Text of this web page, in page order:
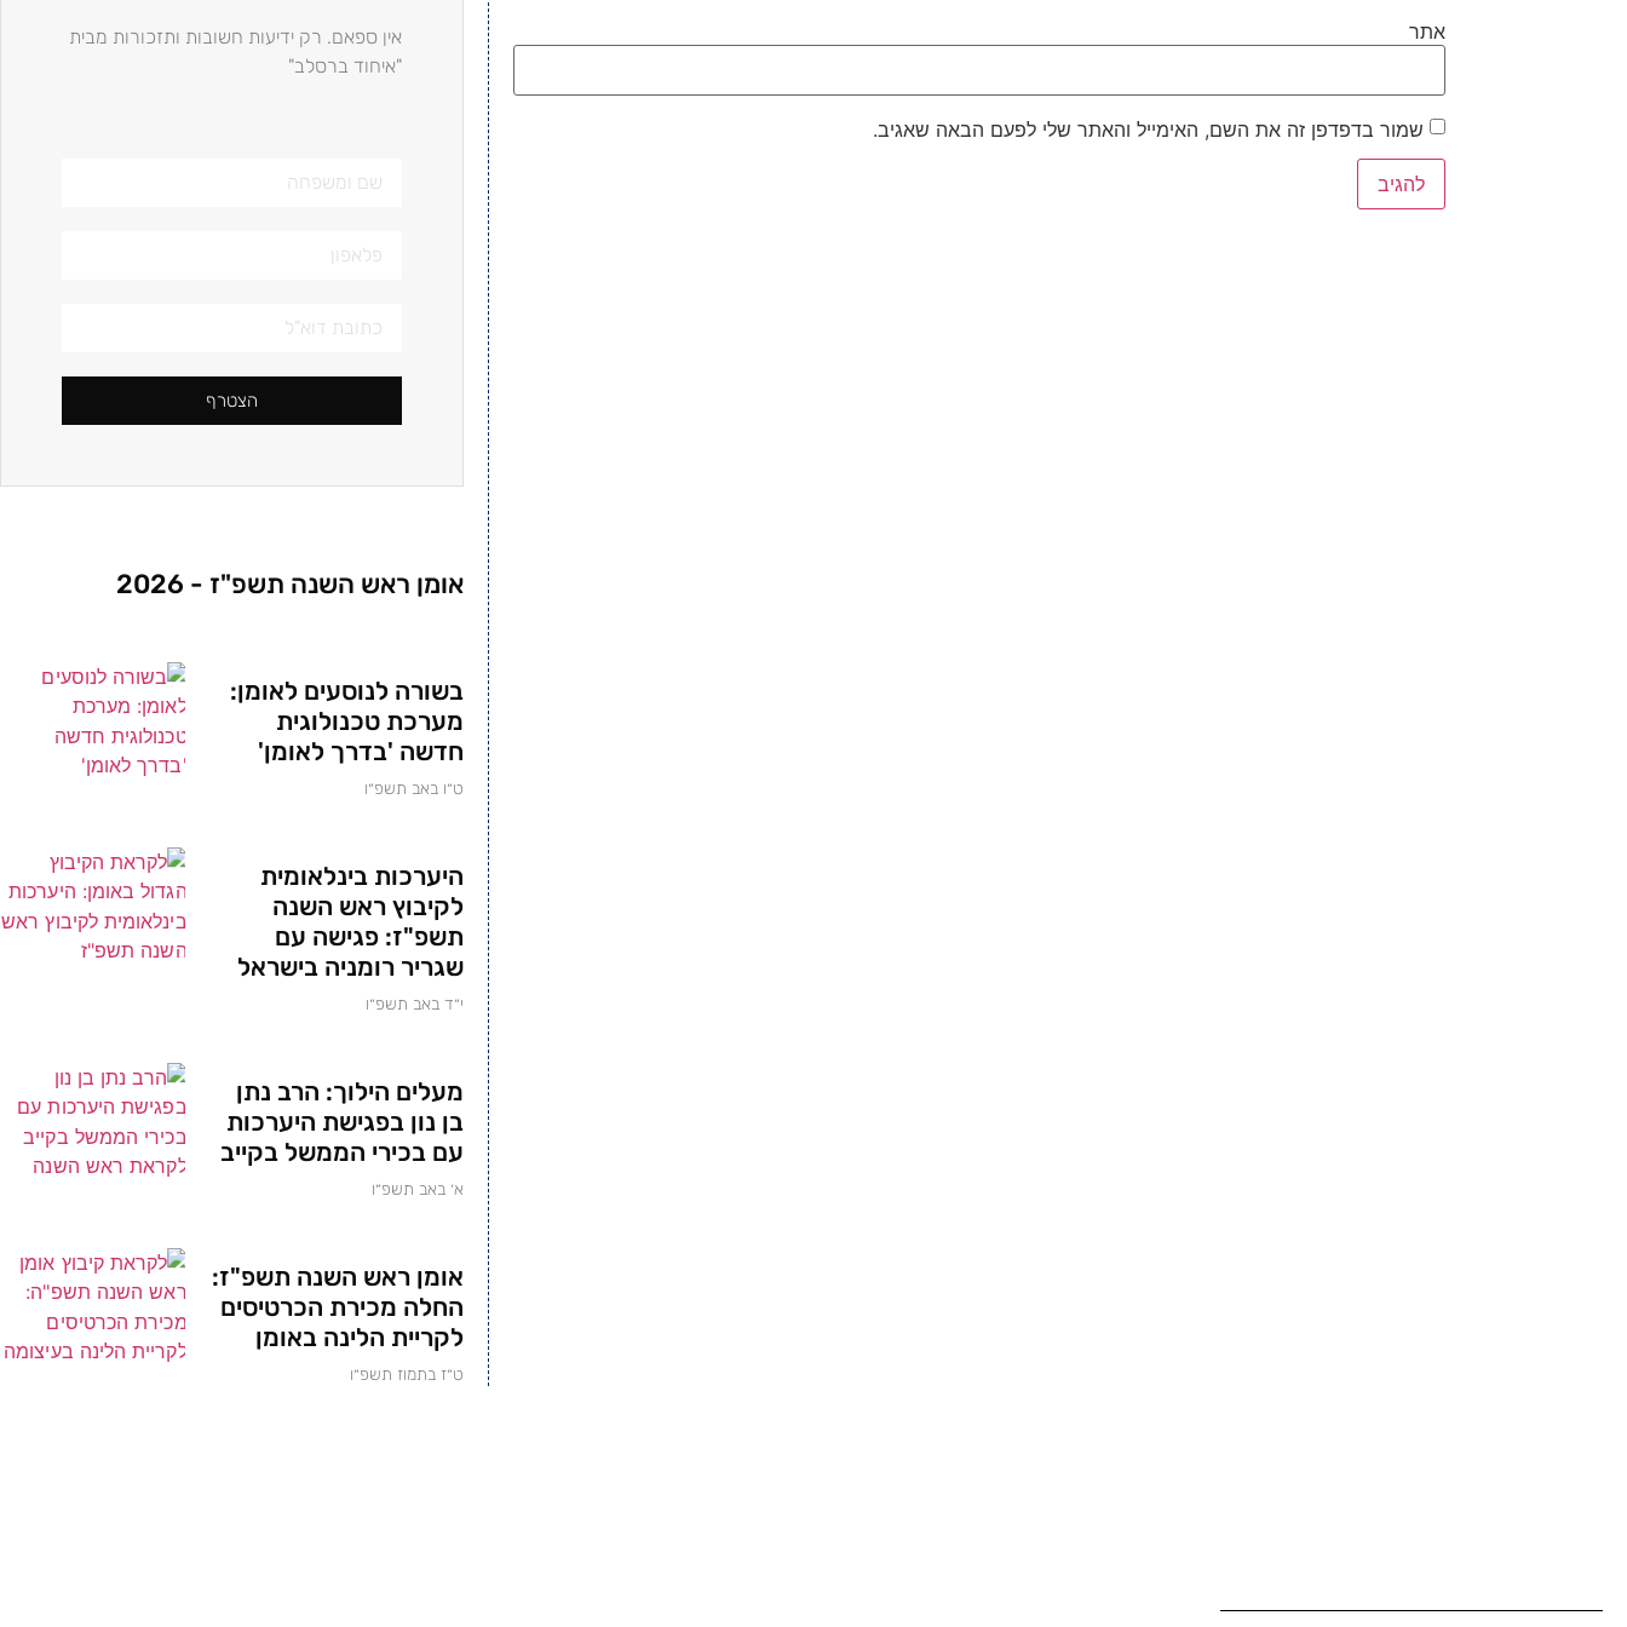
אתר
שמור בדפדפן זה את השם, האימייל והאתר שלי לפעם הבאה שאגיב.
אין ספאם. רק ידיעות חשובות ותזכורות מבית
"איחוד ברסלב"
הצטרף
אומן ראש השנה תשפ"ז - 2026
בשורה לנוסעים לאומן:
מערכת טכנולוגית
חדשה 'בדרך לאומן'
ט״ו באב תשפ״ו
היערכות בינלאומית
לקיבוץ ראש השנה
תשפ"ז: פגישה עם
שגריר רומניה בישראל
י״ד באב תשפ״ו
מעלים הילוך: הרב נתן
בן נון בפגישת היערכות
עם בכירי הממשל בקייב
א׳ באב תשפ״ו
אומן ראש השנה תשפ"ז:
החלה מכירת הכרטיסים
לקריית הלינה באומן
ט״ז בתמוז תשפ״ו